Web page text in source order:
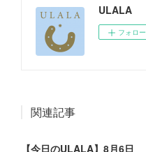
ULALA
フォロー
関連記事
【今日のULALA】8月6日